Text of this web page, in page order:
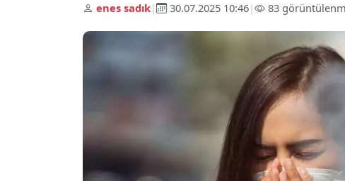
enes sadık| 30.07.2025 10:46| 83